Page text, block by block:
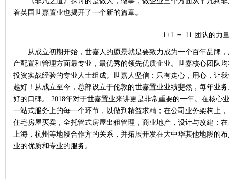
着英国世嘉置业也揭开了一个新的篇章。
1+1 ＝ 11 团队的力
从成立初期开始，世嘉人的愿景就是要致力成为一个百年品牌
产配置和管理方面最专业，最优秀的领先优质企业。世嘉核心团队
投资实战经验的专业人士组成。世嘉人坚信：只有走心，用心，让
越好！从成立至今，总部设立于伦敦的世嘉置业业绩斐然，每年业
好的口碑。
2018年对于世嘉置业来讲更是非常重要的一年。在核心
一站式服务上的每一个环节，以做到精益求精；在公司业务架构上
住宅房屋买卖，全托管式房屋出租管理，商业地产，设计与改建；
上海，杭州等地段合作方的关系，并拓展开发在大中华其他地段的
业的优质和专业的服务。